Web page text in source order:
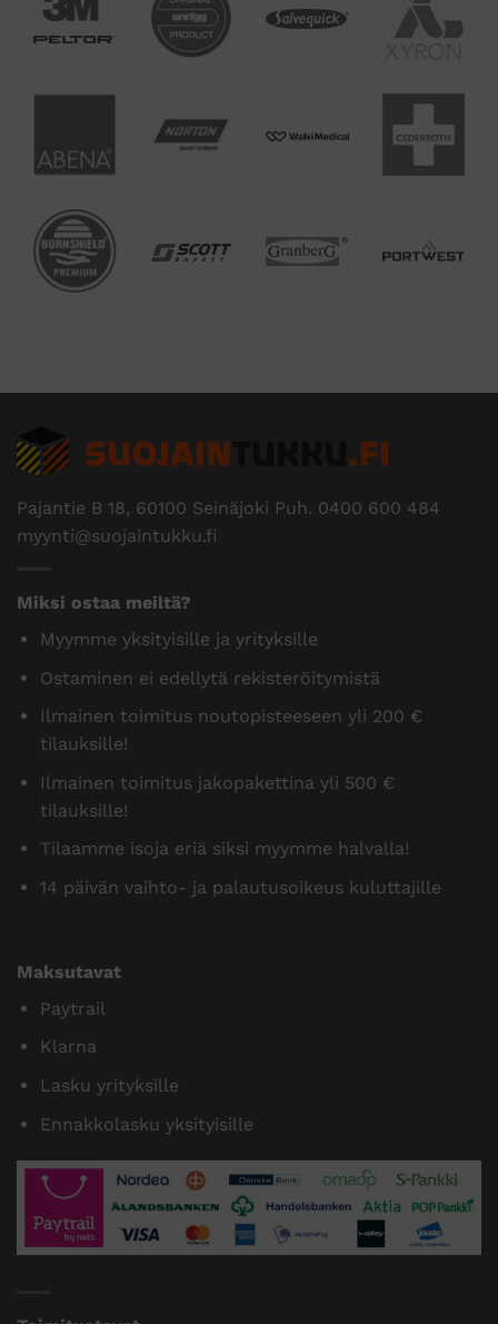
Pajantie B 18, 60100 Seinäjoki Puh. 0400 600 484
myynti@suojaintukku.fi
Miksi ostaa meiltä?
Myymme yksityisille ja yrityksille
Ostaminen ei edellytä rekisteröitymistä
Ilmainen toimitus noutopisteeseen yli 200 €
tilauksille!
Ilmainen toimitus jakopakettina yli 500 €
tilauksille!
Tilaamme isoja eriä siksi myymme halvalla!
14 päivän vaihto- ja palautusoikeus kuluttajille
Maksutavat
Paytrail
Klarna
Lasku yrityksille
Ennakkolasku yksityisille